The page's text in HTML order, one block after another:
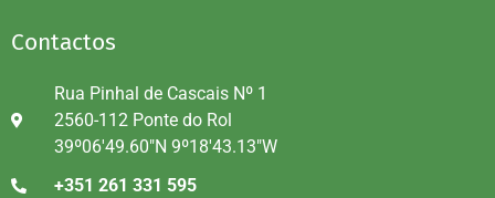
Contactos
Rua Pinhal de Cascais Nº 1
2560-112 Ponte do Rol
39º06'49.60"N 9º18'43.13"W
+351 261 331 595